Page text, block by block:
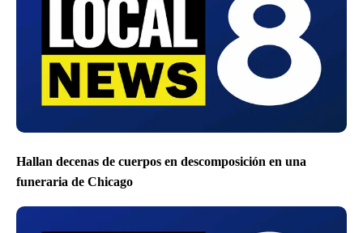
Hallan decenas de cuerpos en descomposición en una
funeraria de Chicago